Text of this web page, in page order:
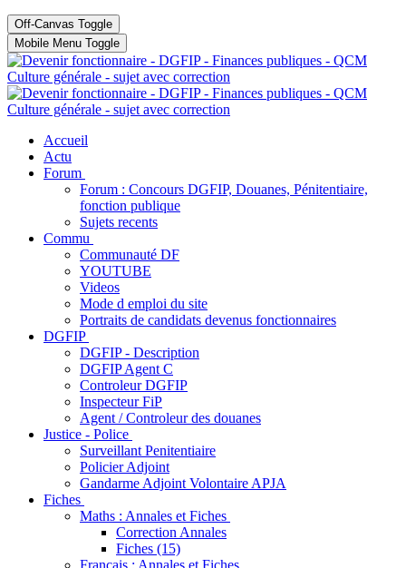
Off-Canvas Toggle
Mobile Menu Toggle
Accueil
Actu
Forum
Forum : Concours DGFIP, Douanes, Pénitentiaire,
fonction publique
Sujets recents
Commu
Communauté DF
YOUTUBE
Videos
Mode d emploi du site
Portraits de candidats devenus fonctionnaires
DGFIP
DGFIP - Description
DGFIP Agent C
Controleur DGFIP
Inspecteur FiP
Agent / Controleur des douanes
Justice - Police
Surveillant Penitentiaire
Policier Adjoint
Gandarme Adjoint Volontaire APJA
Fiches
Maths : Annales et Fiches
Correction Annales
Fiches (15)
Français : Annales et Fiches